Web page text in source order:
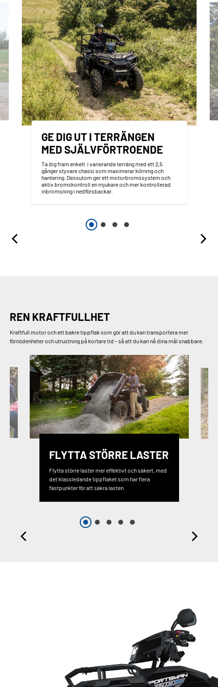
GE DIG UT I TERRÄNGEN
MED SJÄLVFÖRTROENDE
Ta dig fram enkelt i varierande terräng med ett 2,5
gånger styvare chassi som maximerar körning och
hantering. Dessutom ger ett motorbromssystem och
aktiv bromskontroll en mjukare och mer kontrollerad
inbromsning i nedförsbackar.
REN KRAFTFULLHET
Kraftfull motor och ett bakre tippflak som gör att du kan transportera mer
förnödenheter och utrustning på kortare tid - så att du kan nå dina mål snabbare.
FLYTTA STÖRRE LASTER
Flytta större laster mer effektivt och säkert, med
det klassledande tippflaket som har flera
fästpunkter för att säkra lasten.